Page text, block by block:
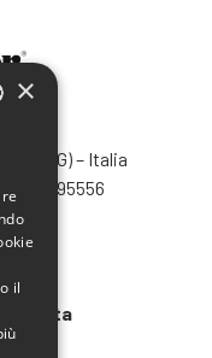
(BG) – Italia
035 795556
vendita
×
il